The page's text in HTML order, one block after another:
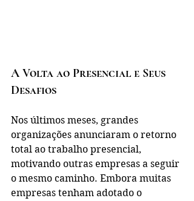
A Volta ao Presencial e Seus
Desafios
Nos últimos meses, grandes
organizações anunciaram o retorno
total ao trabalho presencial,
motivando outras empresas a seguir
o mesmo caminho. Embora muitas
empresas tenham adotado o